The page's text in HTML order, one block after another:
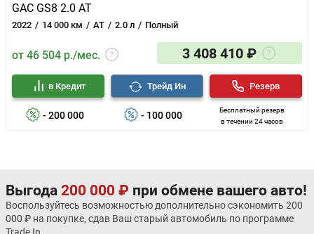
GAC GS8 2.0 AT
2022 14 000 км AT 2.0 л Полный
от 46 504 р./мес. 3 408 410 ₽
- 200 000
в Кредит
- 100 000
Трейд Ин
Бесплатный резерв
в течении 24 часов
Резерв
Выгода 200 000 ₽ при обмене вашего авто!
Воспользуйтесь возможностью дополнительно сэкономить 200
000 ₽ на покупке, сдав Ваш старый автомобиль по программе